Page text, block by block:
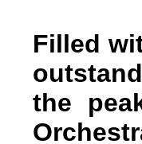
Filled
the